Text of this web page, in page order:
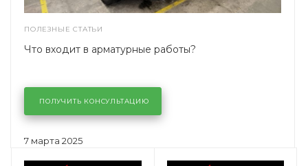
ПОЛЕЗНЫЕ СТАТЬИ
7 марта 2025
Что входит в арматурные работы?
ПОЛУЧИТЬ КОНСУЛЬТАЦИЮ